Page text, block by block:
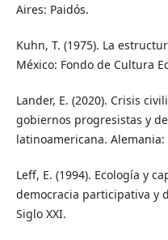
Aires: Paidós.
Kuhn, T. (1975). La
México: Fondo de Cultura
Lander, E. (2020). Crisis
gobiernos progresistas y
latinoamericana. Alemania:
Leff, E. (1994). Ecología y
democracia participativa y
Siglo XXI.